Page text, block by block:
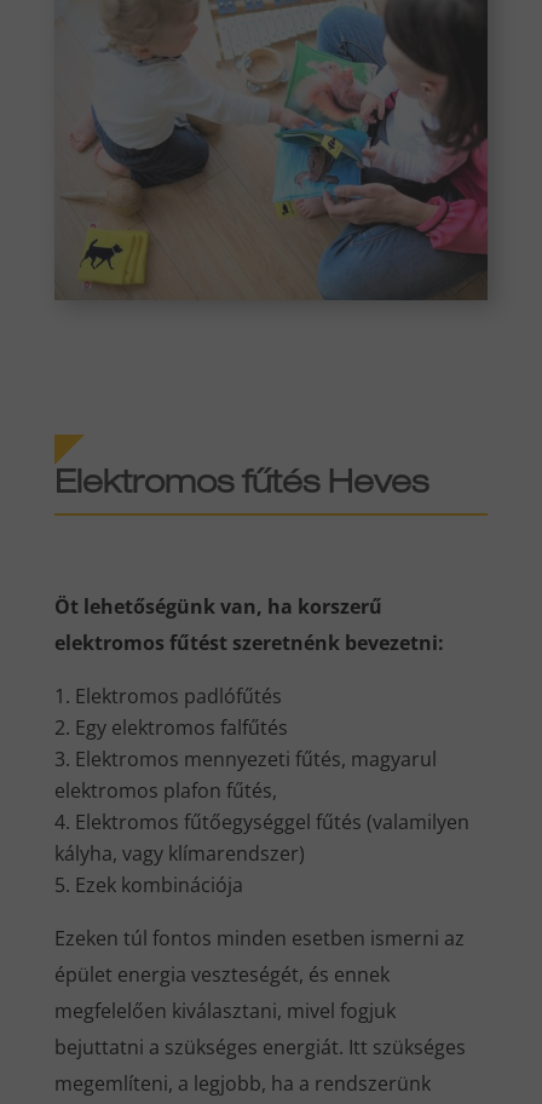
Elektromos fűtés Heves
Öt lehetőségünk van, ha korszerű
elektromos fűtést szeretnénk bevezetni:
Elektromos padlófűtés
Egy elektromos falfűtés
Elektromos mennyezeti fűtés, magyarul
elektromos plafon fűtés,
Elektromos fűtőegységgel fűtés (valamilyen
kályha, vagy klímarendszer)
Ezek kombinációja
Ezeken túl fontos minden esetben ismerni az
épület energia veszteségét, és ennek
megfelelően kiválasztani, mivel fogjuk
bejuttatni a szükséges energiát. Itt szükséges
megemlíteni, a legjobb, ha a rendszerünk